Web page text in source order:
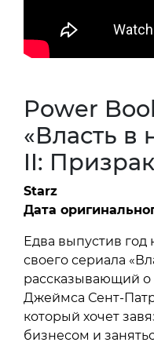
Power
«Власть в
II:
Starz
Дата
Едва выпустив
своего сериала
рассказывающий о
Джеймса Сент-
который хочет
бизнесом и